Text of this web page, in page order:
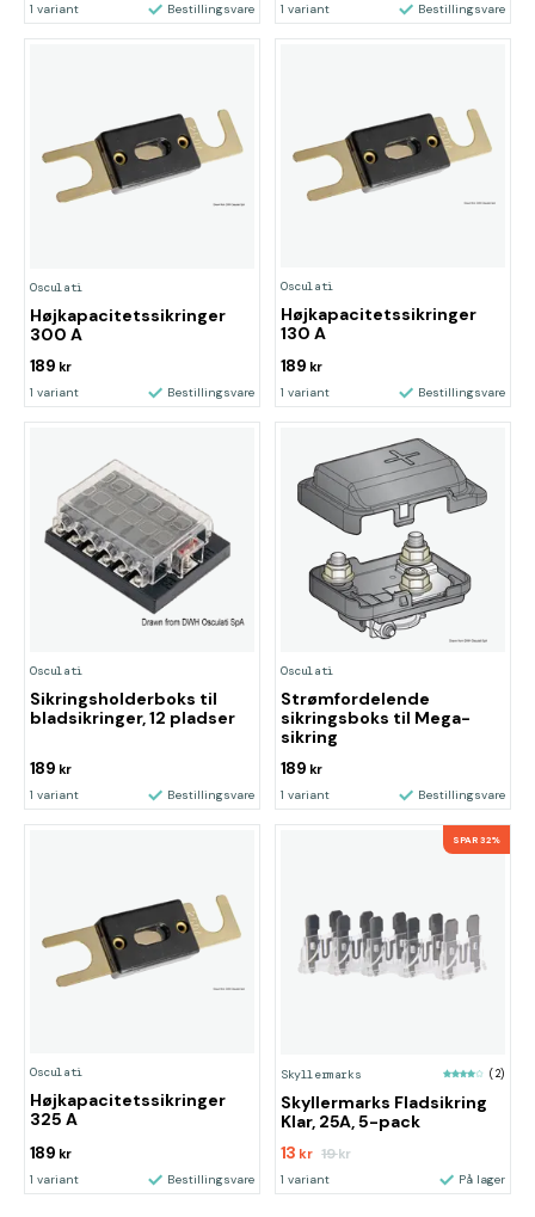
1 variant Bestillingsvare 1 variant Bestillingsvare
Osculati
Højkapacitetssikringer
300 A
189 kr
1 variant Bestillingsvare
Osculati
Højkapacitetssikringer
130 A
189 kr
1 variant Bestillingsvare
Osculati
Sikringsholderboks til
bladsikringer, 12 pladser
189 kr
1 variant Bestillingsvare
Osculati
Strømfordelende
sikringsboks til Mega-
sikring
189 kr
1 variant Bestillingsvare
Osculati
Højkapacitetssikringer
325 A
189 kr
1 variant Bestillingsvare
SPAR 32%
Skyllermarks (2)
Skyllermarks Fladsikring
Klar, 25A, 5-pack
13 kr 19kr
1 variant På lager